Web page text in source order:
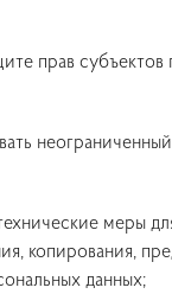
прав
меры
копирования,
данных;